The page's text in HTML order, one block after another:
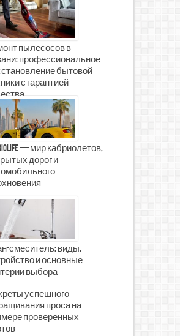
пылесосов в
профессиональное
бытовой
с гарантией
— мир кабриолетов,
дорог и
смеситель: виды,
и основные
выбора
успешного
проса на
проверенных